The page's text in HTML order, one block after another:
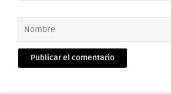
Nombre
Correo
electrónico